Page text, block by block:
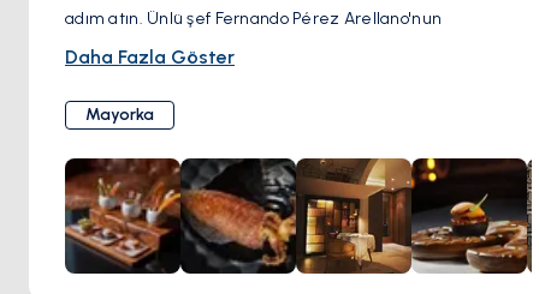
adım atın. Ünlü şef Fernando Pérez Arellano'nun
liderliğindeki bu restoran, geleneksel Mayorka mutfağına
vaat ediyor.
Fernando Pérez Arellano, Mayorka mutfağına derin bir
tutku duyan bir mutfak ustasıdır. Arellano'nun işine olan
bağlılığı ona Michelin yıldızı ve prestijli Şef Millesime ödülü
de dahil olmak üzere çok sayıda ödül kazandırdı.
Zaranda Restaurante'nin menüsü, en taze yerel
malzemeleri sergileyecek şekilde mevsimsel olarak
Daha Fazla Göster
Mayorka